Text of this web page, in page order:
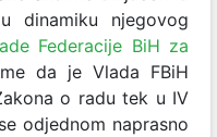
dinamiku njegovog
Federacije BiH za
da je Vlada FBiH
o radu tek u IV
odjednom naprasno